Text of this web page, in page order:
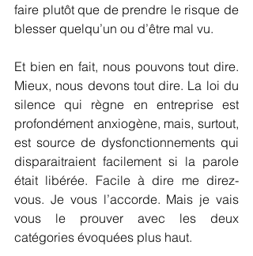
faire plutôt que de prendre le risque de
blesser quelqu’un ou d’être mal vu.
Et bien en fait, nous pouvons tout dire.
Mieux, nous devons tout dire. La loi du
silence qui règne en entreprise est
profondément anxiogène, mais, surtout,
est source de dysfonctionnements qui
disparaitraient facilement si la parole
était libérée. Facile à dire me direz-
vous. Je vous l’accorde. Mais je vais
vous le prouver avec les deux
catégories évoquées plus haut.